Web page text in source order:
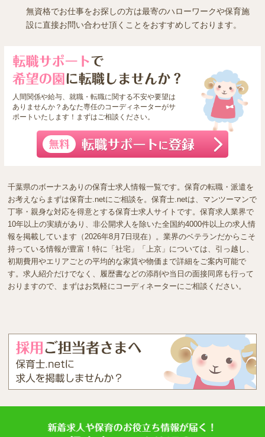
無資格でお仕事をお探しの方は最寄のハローワークや保育施
設に直接お問い合わせ頂くことをおすすめしております。
人間関係や給与、就職・転職に関する不安や要望は
ありませんか？あなた専任のコーディネーターがサ
ポートいたします！まずはご相談ください。
千葉県のボーナスありの保育士求人情報一覧です。保育の転職・派遣を
お考えならまずは保育士.netにご相談を。保育士.netは、マンツーマンで
丁寧・親身な対応を得意とする保育士求人サイトです。保育求人業界で
10年以上の実績があり、非公開求人を除いた全国約4000件以上の求人情
報を掲載しています（2026年8月7日現在）。業界のベテランだからこそ
持っている情報が豊富！特に「社宅」「上京」については、引っ越し、
初期費用やエリアごとの平均的な家賃や物価まで詳細をご案内可能で
す。求人紹介だけでなく、履歴書などの添削や当日の面接同席も行って
おりますので、まずはお気軽にコーディネーターにご相談ください。